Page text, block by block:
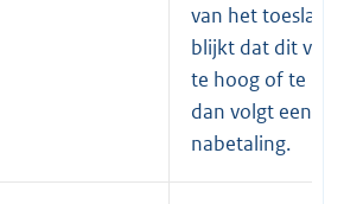
van het
blijkt dat dit
te hoog of te
dan volgt een
nabetaling.